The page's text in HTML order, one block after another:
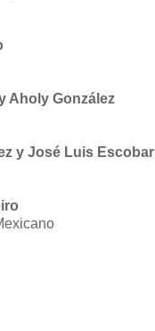
Aholy González
y José Luis Escobar